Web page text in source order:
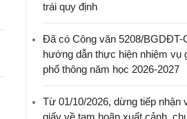
trái quy định
Đã có Công văn 5208/BGDĐT-
hướng dẫn thực hiện nhiệm vụ
phổ thông năm học 2026-2027
Từ 01/10/2026, dừng tiếp nhận
giấy về tạm hoãn xuất cảnh,